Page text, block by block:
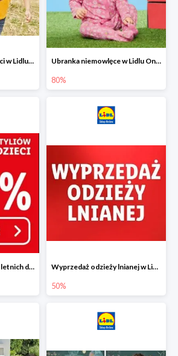
Jesienna moda dla dzieci w Lidlu Online do -30% Ubranka niemowlęce w Lidlu Online do -80%
80%
Wyprzedaż tekstyliów letnich dla dzieci w Lidlu Online do -80% Wyprzedaż odzieży lnianej w Lidlu Online do -50%
50%